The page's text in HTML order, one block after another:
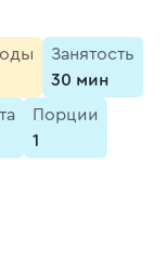
Занятость
30 мин
Порции
1